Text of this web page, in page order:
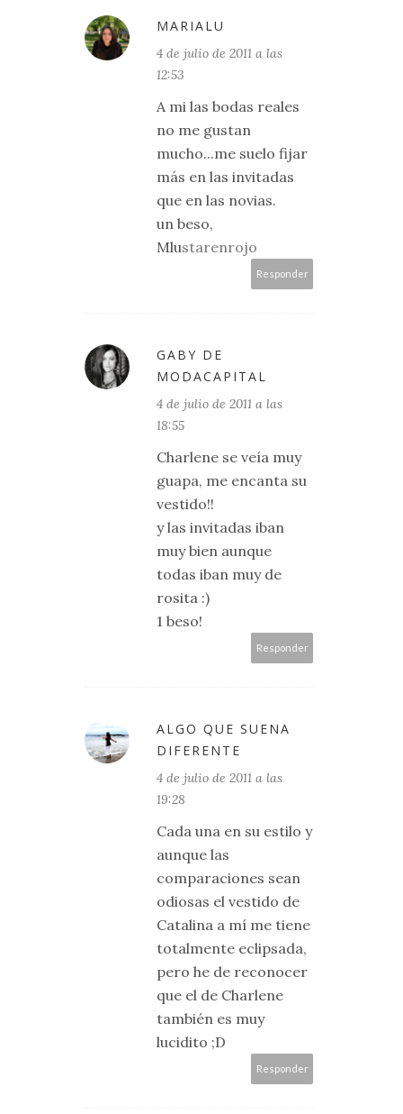
MARIALU
4 de julio de 2011 a las
12:53
A mi las bodas reales
no me gustan
mucho...me suelo fijar
más en las invitadas
que en las novias.
un beso,
Mlustarenrojo
Responder
GABY DE
MODACAPITAL
4 de julio de 2011 a las
18:55
Charlene se veía muy
guapa, me encanta su
vestido!!
y las invitadas iban
muy bien aunque
todas iban muy de
rosita :)
1 beso!
Responder
ALGO QUE SUENA
DIFERENTE
4 de julio de 2011 a las
19:28
Cada una en su estilo y
aunque las
comparaciones sean
odiosas el vestido de
Catalina a mí me tiene
totalmente eclipsada,
pero he de reconocer
que el de Charlene
también es muy
lucidito ;D
Responder